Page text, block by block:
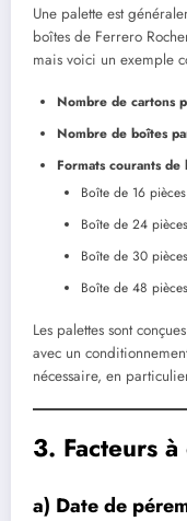
Une palette est
boîtes de Ferrero
mais voici un exemple
Nombre de cartons
Nombre de boîtes
Formats courants de
Boîte de 16 pièces
Boîte de 24 pièces
Boîte de 30 pièces
Boîte de 48 pièces
Les palettes sont
avec un
nécessaire, en
3. Facteurs
a) Date de